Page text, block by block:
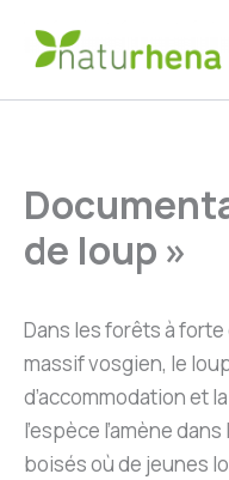
de loup »
Dans les forêts à
massif vosgien, le
d’accommodation et
l’espèce l’amène
boisés où de jeunes